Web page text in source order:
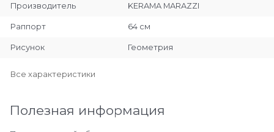
Производитель KERAMA MARAZZI
Раппорт 64 см
Рисунок Геометрия
Все характеристики
Полезная информация